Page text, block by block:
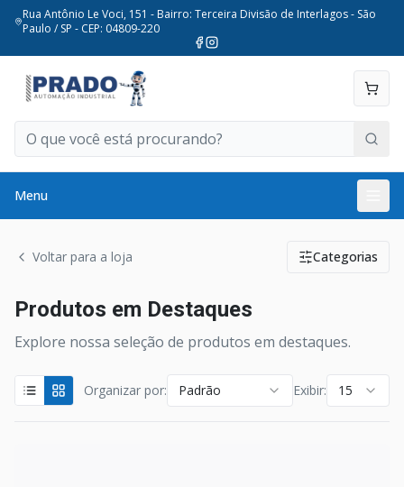
Rua Antônio Le Voci, 151 - Bairro: Terceira Divisão de Interlagos - São
Paulo / SP - CEP: 04809-220
Menu
Voltar para a loja Categorias
Produtos em Destaques
Explore nossa seleção de produtos em destaques.
Organizar por: Padrão Exibir: 15